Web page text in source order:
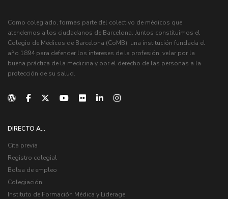
Como colegiado, formas parte del colectivo de médicos que
atendemos a los ciudadanos de Barcelona. Juntos constituimos el
Colegio de Médicos de Barcelona (CoMB), una institución fundada el
año 1894 para defender los intereses de la profesión, velar por la
buena práctica de la medicina y por el derecho de las personas a la
protección de su salud.
DIRECTO A...
Cita previa
Registro colegial
Bolsa de empleo
Colegiación
Instituto de Formación Médica y Liderage